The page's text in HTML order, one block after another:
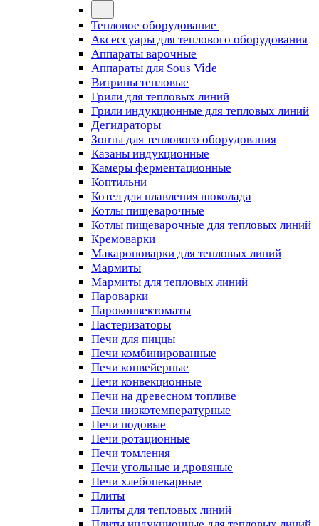
Тепловое оборудование
Аксессуары для теплового оборудования
Аппараты варочные
Аппараты для Sous Vide
Витрины тепловые
Грили для тепловых линий
Грили индукционные для тепловых линий
Дегидраторы
Зонты для теплового оборудования
Казаны индукционные
Камеры ферментационные
Коптильни
Котел для плавления шоколада
Котлы пищеварочные
Котлы пищеварочные для тепловых линий
Кремоварки
Макароноварки для тепловых линий
Мармиты
Мармиты для тепловых линий
Пароварки
Пароконвектоматы
Пастеризаторы
Печи для пиццы
Печи комбинированные
Печи конвейерные
Печи конвекционные
Печи на древесном топливе
Печи низкотемпературные
Печи подовые
Печи ротационные
Печи томления
Печи угольные и дровяные
Печи хлебопекарные
Плиты
Плиты для тепловых линий